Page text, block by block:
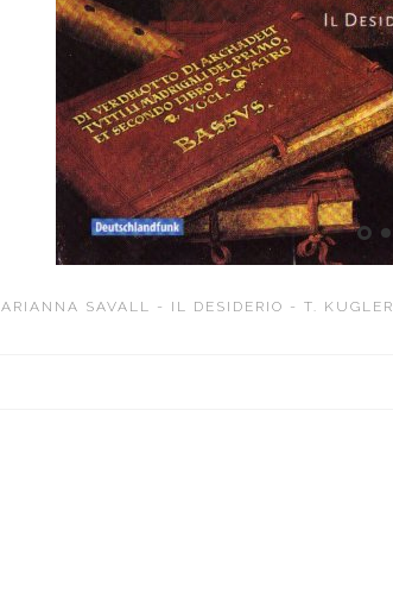
ARIANNA SAVALL - IL DESIDERIO - T. KUGLER